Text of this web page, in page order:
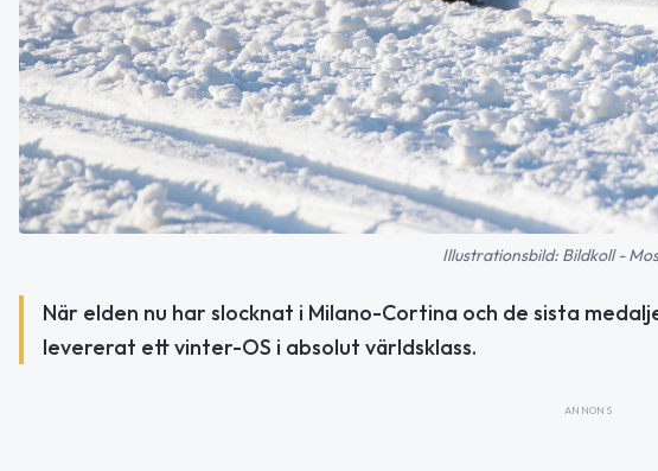
Illustrationsbild: Bildkoll -
När elden nu har slocknat i Milano-Cortina och de sista
levererat ett vinter-OS i absolut världsklass.
ANNONS